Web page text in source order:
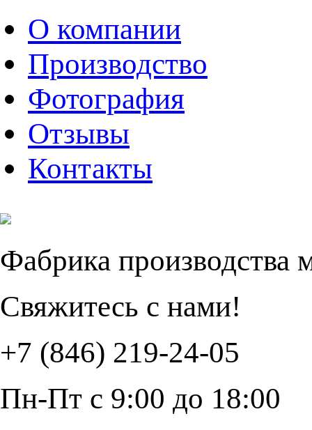
О компании
Производство
Фотография
Отзывы
Контакты
Фабрика производства
Свяжитесь с нами!
+7 (846) 219-24-05
Пн-Пт с 9:00 до 18:00